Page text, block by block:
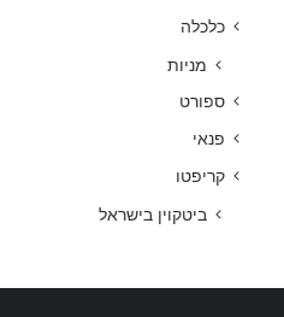
כלכלה
מניות
ספורט
פנאי
קריפטו
ביטקוין בישראל